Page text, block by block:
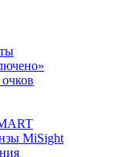
MiSight